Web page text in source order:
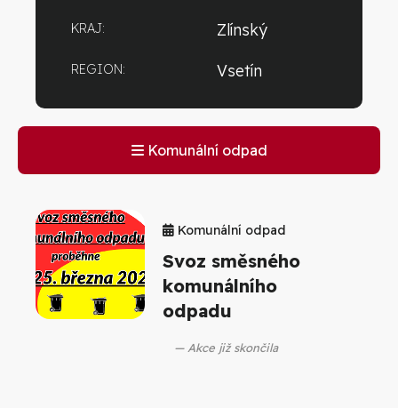
KRAJ: Zlínský
REGION: Vsetín
Komunální odpad
Komunální odpad
Svoz směsného
komunálního
odpadu
Akce již skončila